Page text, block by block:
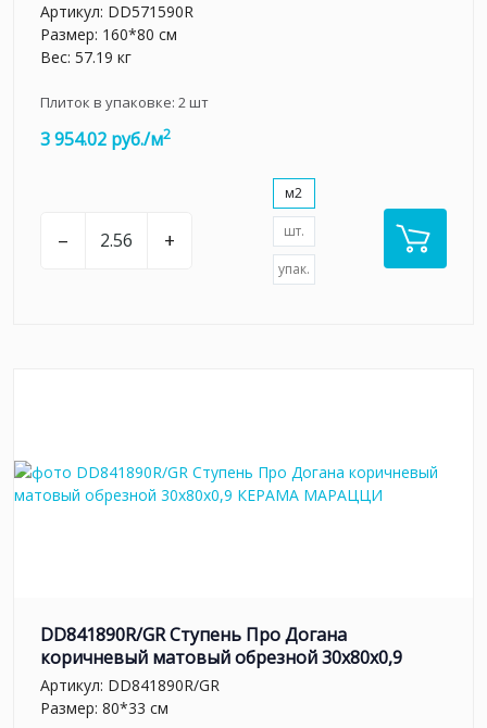
Артикул: DD571590R
Размер: 160*80 см
Вес: 57.19 кг
Плиток в упаковке: 2шт
3 954.02 руб./м2
– +
м2
шт.
упак.
DD841890R/GR Ступень Про Догана
коричневый матовый обрезной 30x80x0,9
Артикул: DD841890R/GR
Размер: 80*33 см